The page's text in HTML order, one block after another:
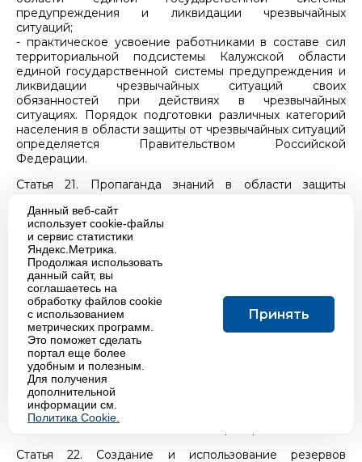
предупреждения и ликвидации чрезвычайных
ситуаций;
- практическое усвоение работниками в составе сил
территориальной подсистемы Калужской области
единой государственной системы предупреждения и
ликвидации чрезвычайных ситуаций своих
обязанностей при действиях в чрезвычайных
ситуациях. Порядок подготовки различных категорий
населения в области защиты от чрезвычайных ситуаций
определяется Правительством Российской
Федерации.
Статья 21. Пропаганда знаний в области защиты
Пропаганда знаний в области защиты населения и
территорий от чрезвычайных ситуаций обеспечивается
органами управления, входящими в территориальную
подсистему Калужской области единой
государственной системы предупреждения и
ликвидации чрезвычайных ситуаций, совместно с
общественными объединениями, осуществляющими
свою деятельность в области защиты и спасения
людей, органами государственной власти Калужской
области, органами местного самоуправления и
организациями.
Для пропаганды знаний в области защиты населения и
территорий от чрезвычайных ситуаций могут
использоваться средства массовой информации.
Статья 22. Создание и использование резервов
Данный веб-сайт
использует cookie-файлы
и сервис статистики
Яндекс.Метрика.
Продолжая использовать
данный сайт, вы
соглашаетесь на
обработку файлов cookie
с использованием
метрических программ.
Это поможет сделать
портал еще более
удобным и полезным.
Для получения
дополнительной
информации см.
Политика Cookie.
Принять